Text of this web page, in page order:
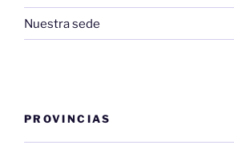
Nuestra sede
PROVINCIAS